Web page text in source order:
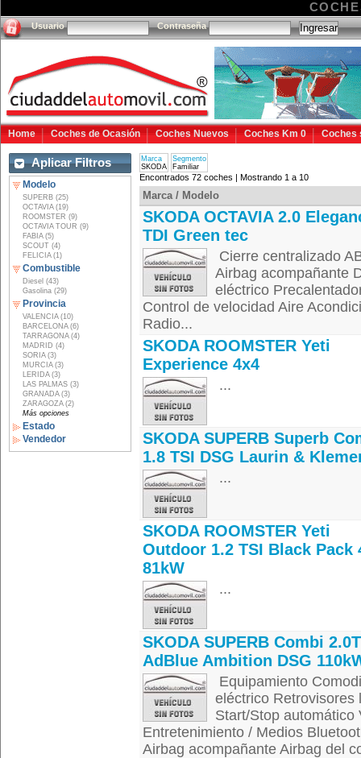
Usuario Contraseña
Home Coches de Ocasión Coches Nuevos Coches Km 0 Coches
Aplicar Filtros
Modelo
SUPERB (25)
OCTAVIA (19)
ROOMSTER (9)
OCTAVIA TOUR (9)
FABIA (5)
SCOUT (4)
FELICIA (1)
Combustible
Diesel (43)
Gasolina (29)
Provincia
VALENCIA (10)
BARCELONA (6)
TARRAGONA (4)
MADRID (4)
SORIA (3)
MURCIA (3)
LERIDA (3)
LAS PALMAS (3)
GRANADA (3)
ZARAGOZA (2)
Más opciones
Estado
Vendedor
Marca
SKODA
Segmento
Familiar
Encontrados 72 coches | Mostrando 1 a 10
Marca / Modelo
SKODA OCTAVIA 2.0
TDI Green tec
Cierre centralizado
Airbag acompañante
eléctrico
Control de velocidad Aire
Radio...
SKODA ROOMSTER Yeti
Experience 4x4
...
SKODA SUPERB Superb
1.8 TSI DSG Laurin &
...
SKODA ROOMSTER Yeti
Outdoor 1.2 TSI Black Pack
81kW
...
SKODA SUPERB Combi
AdBlue Ambition DSG
Equipamiento
eléctrico Retrovisores
Start/Stop automático
Entretenimiento / Medios
Airbag acompañante Airbag del